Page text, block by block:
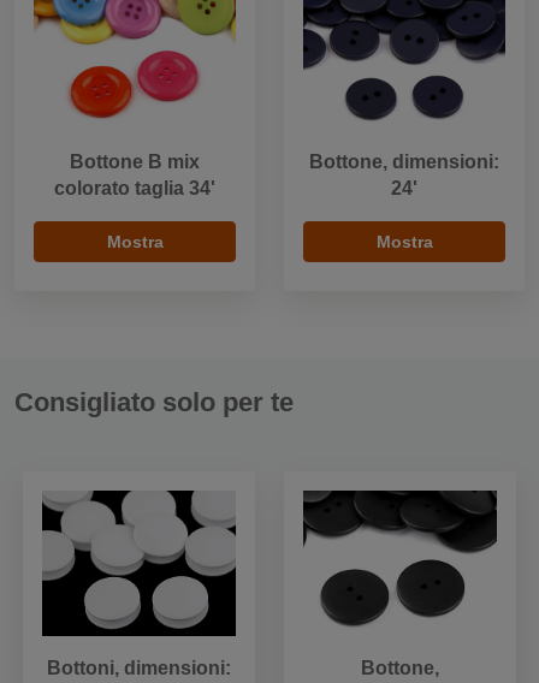
Bottone B mix
colorato taglia 34'
Mostra
Bottone, dimensioni:
24'
Mostra
Consigliato solo per te
Bottoni, dimensioni:
Bottone,